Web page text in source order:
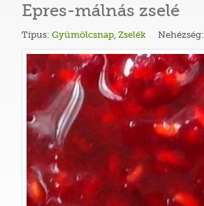
Epres-málnás zselé
Típus: Gyümölcsnap, Zselék Nehézség: